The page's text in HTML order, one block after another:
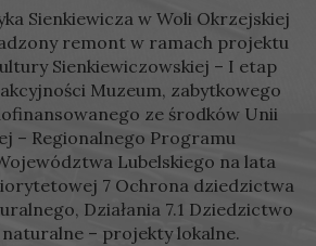
Sienkiewicza w Woli Okrzejskiej
remont w ramach projektu
Sienkiewiczowskiej – I etap
Muzeum, zabytkowego
ze środków Unii
– Regionalnego Programu
Lubelskiego na lata
7 Ochrona dziedzictwa
Działania 7.1 Dziedzictwo
– projekty lokalne.